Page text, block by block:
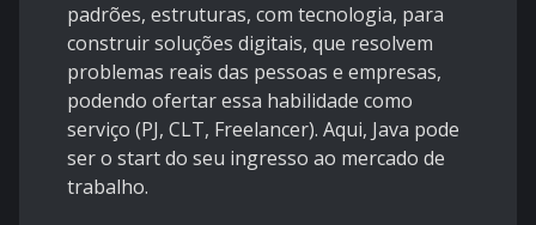
padrões, estruturas, com tecnologia, para
construir soluções digitais, que resolvem
problemas reais das pessoas e empresas,
podendo ofertar essa habilidade como
serviço (PJ, CLT, Freelancer). Aqui, Java pode
ser o start do seu ingresso ao mercado de
trabalho.